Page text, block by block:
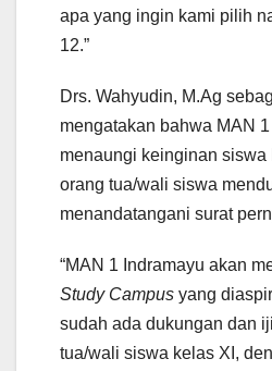
apa yang ingin kami pilih
12.”
Drs. Wahyudin, M.Ag
mengatakan bahwa MAN
menaungi keinginan siswa
orang tua/wali siswa
menandatangani surat
“MAN 1 Indramayu akan
Study Campus yang
sudah ada dukungan dan
tua/wali siswa kelas XI,